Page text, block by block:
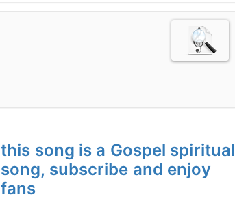
this song is a Gospel spiritual
song, subscribe and enjoy
fans